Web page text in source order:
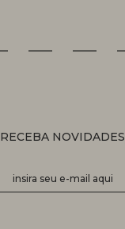
RECEBA NOVIDADES